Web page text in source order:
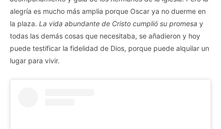
alegría es mucho más amplia porque Oscar ya no duerme en
la plaza. La vida abundante de Cristo cumplió su promesa y
todas las demás cosas que necesitaba, se añadieron y hoy
puede testificar la fidelidad de Dios, porque puede alquilar un
lugar para vivir.